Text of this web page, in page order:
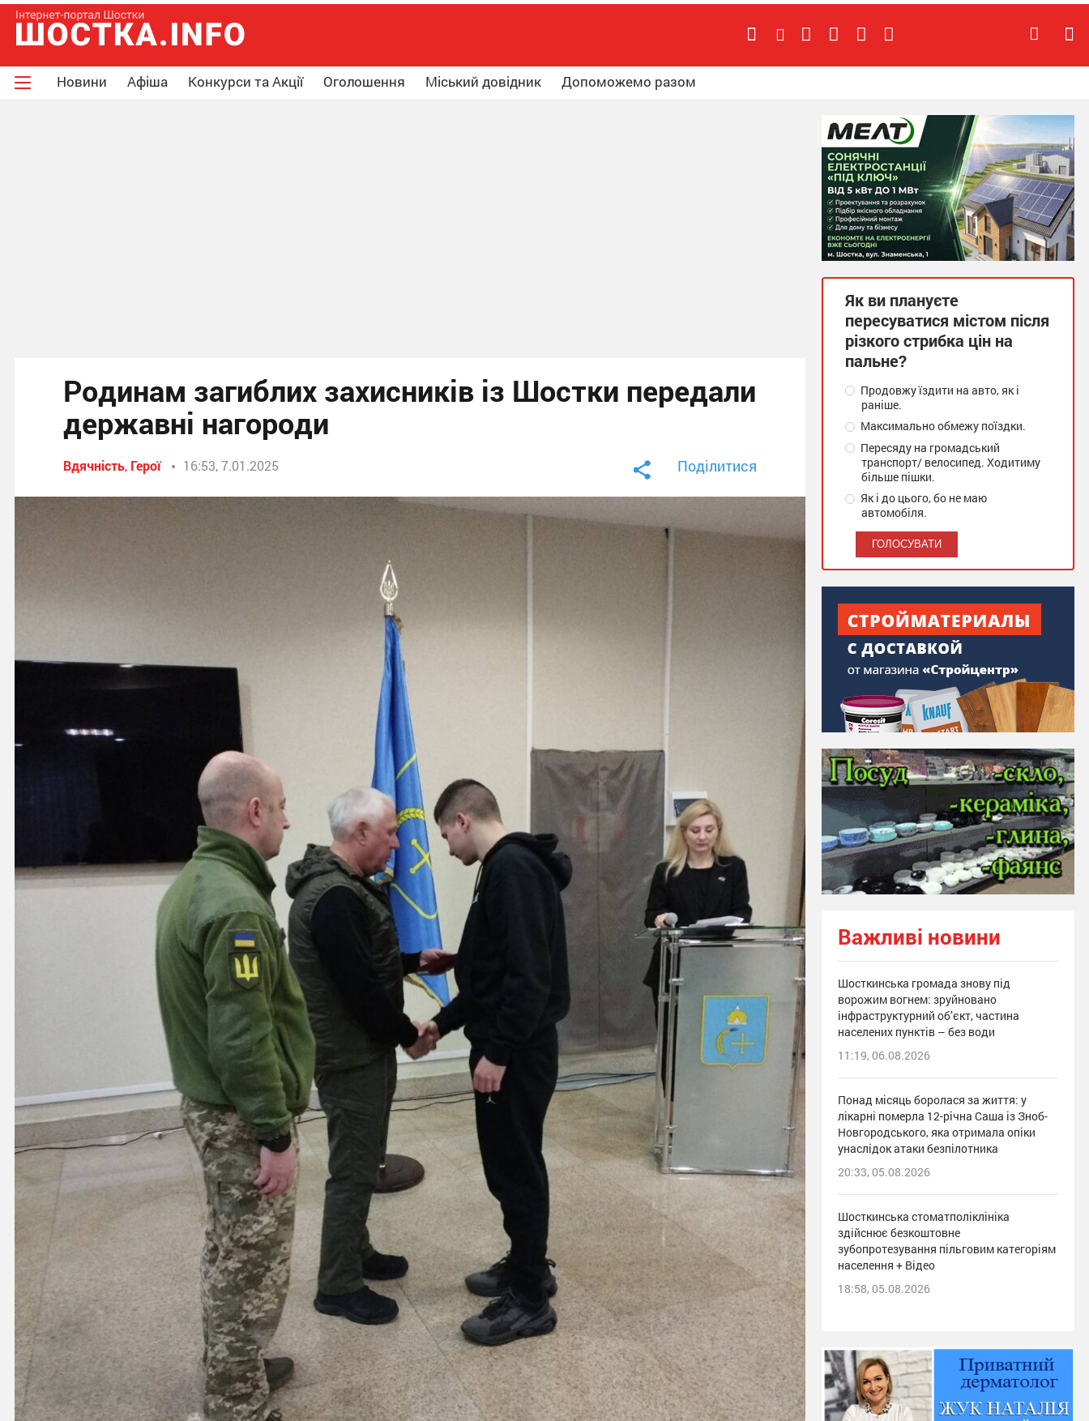
Новини Афіша Конкурси та Акції Оголошення Міський довідник Допоможемо разом
Родинам загиблих захисників із Шостки передали
державні нагороди
Вдячність, Герої 16:53, 7.01.2025 Поділитися
Як ви плануєте
пересуватися містом після
різкого стрибка цін на
пальне?
Продовжу їздити на авто, як і
раніше.
Максимально обмежу поїздки.
Пересяду на громадський
транспорт/ велосипед. Ходитиму
більше пішки.
Як і до цього, бо не маю
автомобіля.
Важливі новини
Шосткинська громада знову під
ворожим вогнем: зруйновано
інфраструктурний об’єкт, частина
населених пунктів – без води
11:19, 06.08.2026
Понад місяць боролася за життя: у
лікарні померла 12-річна Саша із Зноб-
Новгородського, яка отримала опіки
унаслідок атаки безпілотника
20:33, 05.08.2026
Шосткинська стоматполіклініка
здійснює безкоштовне
зубопротезування пільговим категоріям
населення + Відео
18:58, 05.08.2026